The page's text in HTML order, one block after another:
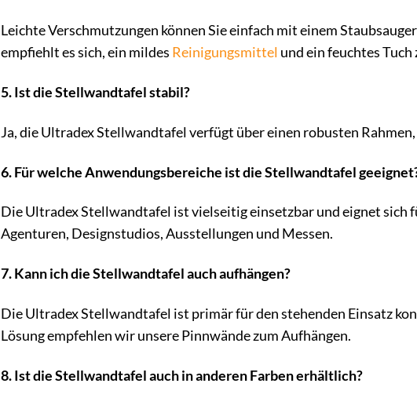
Leichte Verschmutzungen können Sie einfach mit einem
empfiehlt es sich, ein mildes Reinigungsmittel und ein feuchtes
5. Ist die Stellwandtafel stabil?
Ja, die Ultradex Stellwandtafel verfügt über einen robusten
6. Für welche Anwendungsbereiche ist die Stellwandtafel
Die Ultradex Stellwandtafel ist vielseitig einsetzbar und eignet sich
Agenturen, Designstudios, Ausstellungen und Messen.
7. Kann ich die Stellwandtafel auch aufhängen?
Die Ultradex Stellwandtafel ist primär für den stehenden Einsatz
Lösung empfehlen wir unsere Pinnwände zum Aufhängen.
8. Ist die Stellwandtafel auch in anderen Farben erhältlich?